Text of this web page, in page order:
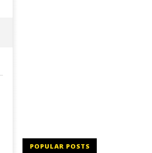
POPULAR POSTS